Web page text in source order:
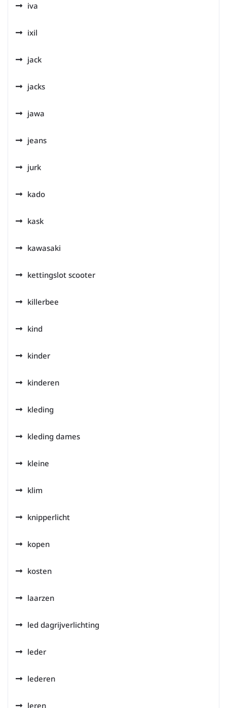
iva
ixil
jack
jacks
jawa
jeans
jurk
kado
kask
kawasaki
kettingslot scooter
killerbee
kind
kinder
kinderen
kleding
kleding dames
kleine
klim
knipperlicht
kopen
kosten
laarzen
led dagrijverlichting
leder
lederen
leren